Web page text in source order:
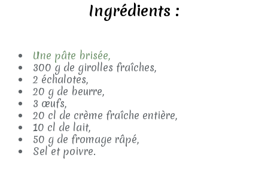
Ingrédients :
Une pâte brisée,
300 g de girolles fraîches,
2 échalotes,
20 g de beurre,
3 œufs,
20 cl de crème fraîche entière,
10 cl de lait,
50 g de fromage râpé,
Sel et poivre.